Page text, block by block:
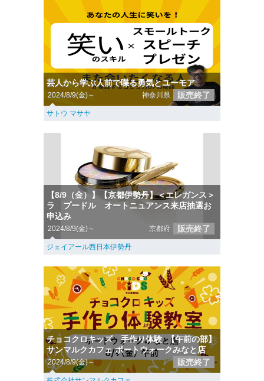
芸人から学ぶ人前で喋る勇気とユーモア
2024/8/9(金)～ 神奈川県 販売終了
サトウ マサヤ
【8/9（金）】【京都伊勢丹】＜エレガンス＞
ラ プードル オートニュアンス来店抽選お
申込み
2024/8/9(金)～ 京都府 販売終了
ジェイアール西日本伊勢丹
チョコクロキッズ 手作り体験_【午前の部】
サンマルクカフェ ポートウォークみなと店
2024/8/9(金)～ 販売終了